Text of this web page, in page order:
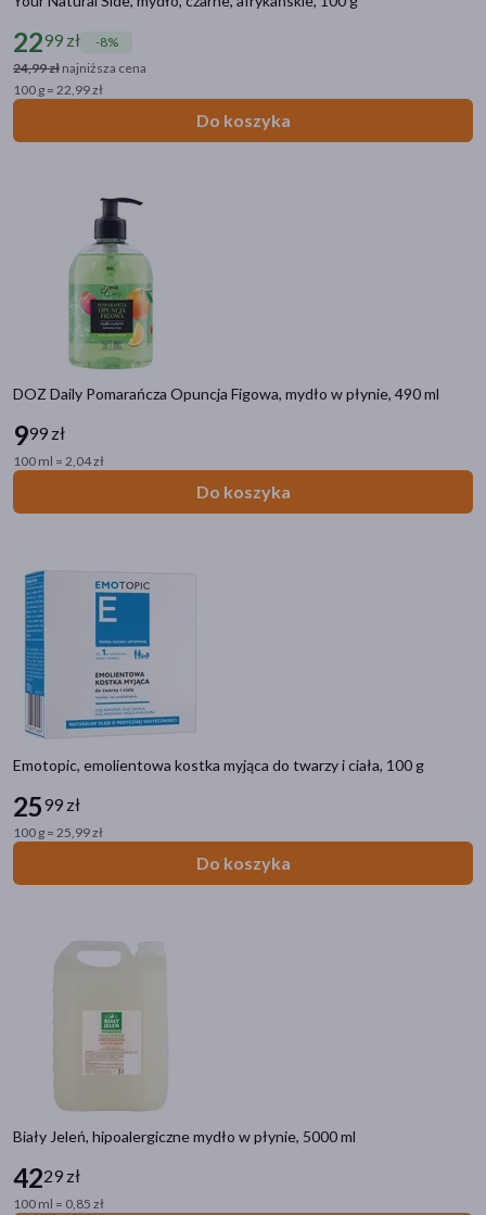
2299 zł
-8%
24,99 zł najniższa cena
100 g = 22,99 zł
Do koszyka
DOZ Daily Pomarańcza Opuncja Figowa, mydło w płynie, 490 ml
999 zł
100 ml = 2,04 zł
Do koszyka
Emotopic, emolientowa kostka myjąca do twarzy i ciała, 100 g
2599 zł
100 g = 25,99 zł
Do koszyka
Biały Jeleń, hipoalergiczne mydło w płynie, 5000 ml
4229 zł
100 ml = 0,85 zł